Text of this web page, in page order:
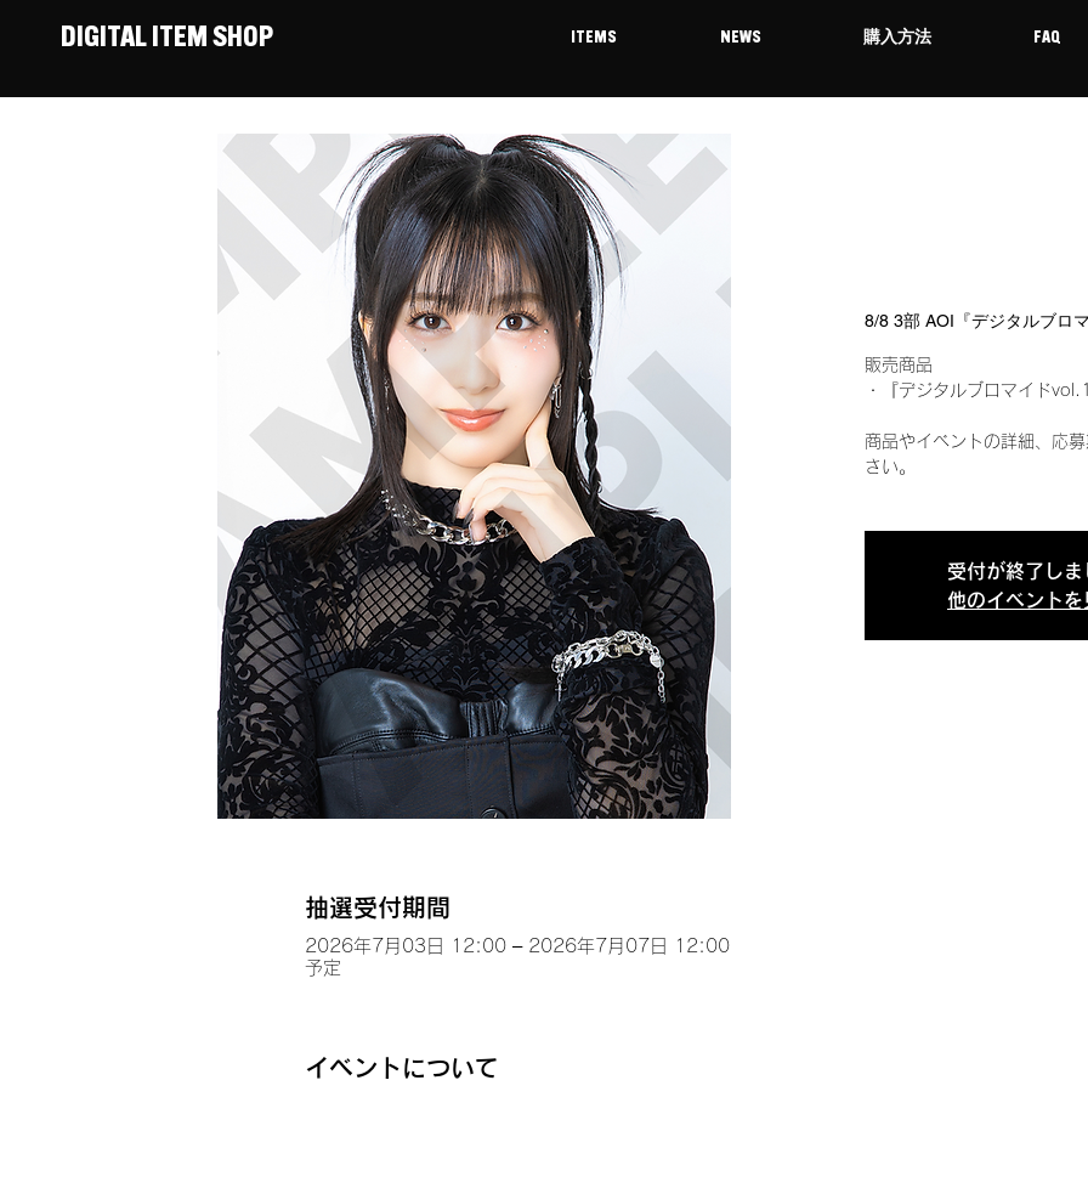
DIGITAL ITEM SHOP ITEMS NEWS 購入方法 FAQ
8/8 3部 AOI『デジタルブロ
販売商品
・『デジタルブロマイド
商品やイベントの詳細、応
さい。
受付が終了しま
他のイベントを
抽選受付期間
2026年7月03日 12:00 – 2026年7月07日 12:00
予定
イベントについて